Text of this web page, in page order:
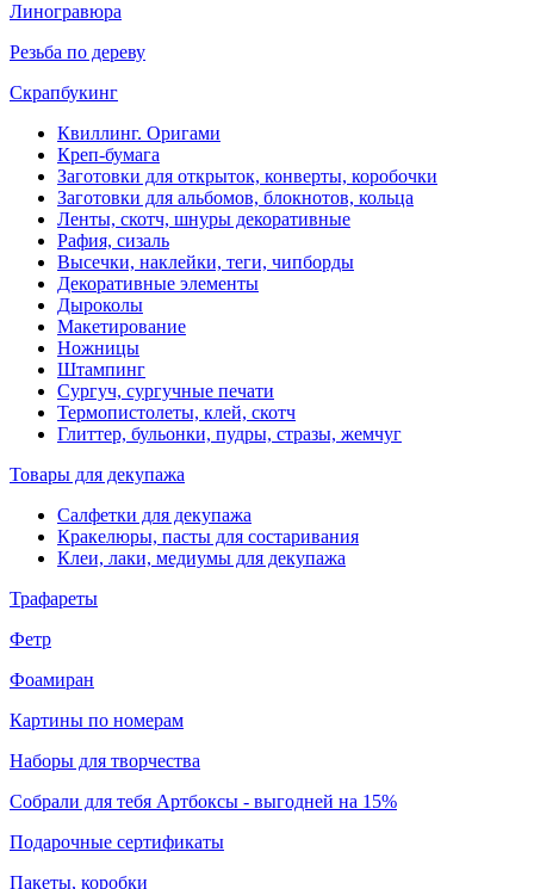
Линогравюра
Резьба по дереву
Скрапбукинг
Квиллинг. Оригами
Креп-бумага
Заготовки для открыток, конверты, коробочки
Заготовки для альбомов, блокнотов, кольца
Ленты, скотч, шнуры декоративные
Рафия, сизаль
Высечки, наклейки, теги, чипборды
Декоративные элементы
Дыроколы
Макетирование
Ножницы
Штампинг
Сургуч, сургучные печати
Термопистолеты, клей, скотч
Глиттер, бульонки, пудры, стразы, жемчуг
Товары для декупажа
Салфетки для декупажа
Кракелюры, пасты для состаривания
Клеи, лаки, медиумы для декупажа
Трафареты
Фетр
Фоамиран
Картины по номерам
Наборы для творчества
Собрали для тебя Артбоксы - выгодней на 15%
Подарочные сертификаты
Пакеты, коробки